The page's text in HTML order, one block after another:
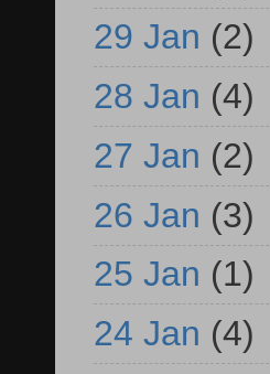
29 Jan (2)
28 Jan (4)
27 Jan (2)
26 Jan (3)
25 Jan (1)
24 Jan (4)